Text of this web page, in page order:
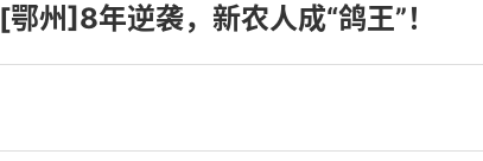
[鄂州]8年逆袭，新农人成“鸽王”！